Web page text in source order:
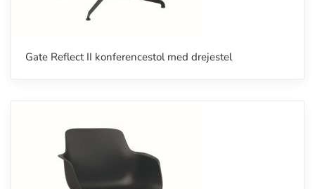
Gate Reflect II konferencestol med drejestel